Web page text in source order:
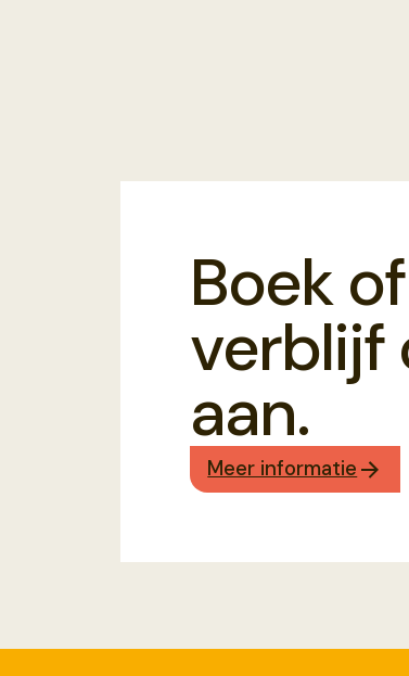
Boek
verblijf
aan.
Meer informatie